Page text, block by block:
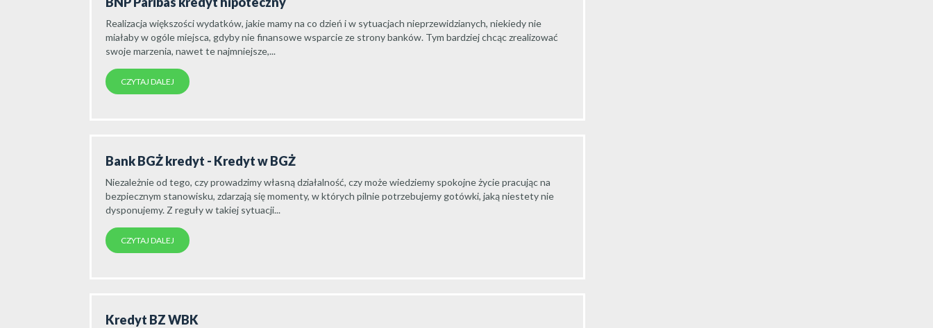
Realizacja większości wydatków, jakie mamy na co dzień i w sytuacjach nieprzewidzianych, niekiedy nie
miałaby w ogóle miejsca, gdyby nie finansowe wsparcie ze strony banków. Tym bardziej chcąc zrealizować
swoje marzenia, nawet te najmniejsze,...
CZYTAJ DALEJ
Bank BGŻ kredyt - Kredyt w BGŻ
Niezależnie od tego, czy prowadzimy własną działalność, czy może wiedziemy spokojne życie pracując na
bezpiecznym stanowisku, zdarzają się momenty, w których pilnie potrzebujemy gotówki, jaką niestety nie
dysponujemy. Z reguły w takiej sytuacji...
CZYTAJ DALEJ
Kredyt BZ WBK